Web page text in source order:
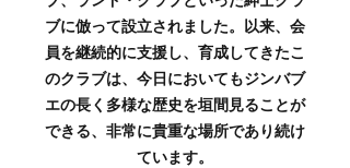
ブに倣って設立されました。以来、会
員を継続的に支援し、育成してきたこ
のクラブは、今日においてもジンバブ
エの長く多様な歴史を垣間見ることが
できる、非常に貴重な場所であり続け
ています。